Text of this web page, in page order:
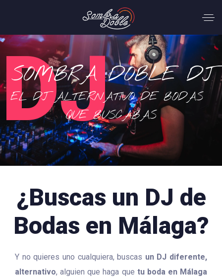
DJ
SOMBRA DOBLE DJ
EL DJ ALTERNATIVO DE BODAS
QUE BUSCABAS
¿Buscas un DJ de
Bodas en Málaga?
Y no quieres uno cualquiera, buscas un DJ diferente,
alternativo, alguien que haga que tu boda en Málaga